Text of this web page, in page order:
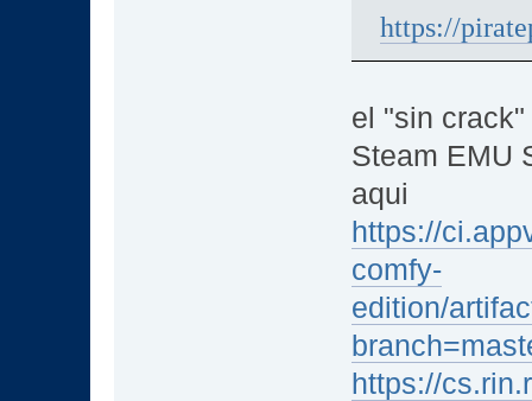
https://
el "sin
Steam EMU
aqui
https://
comfy-
edition/
https://